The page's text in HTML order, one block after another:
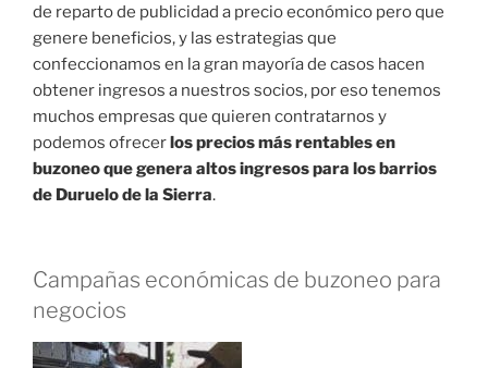
de reparto de publicidad a precio económico pero que
genere beneficios, y las estrategias que
confeccionamos en la gran mayoría de casos hacen
obtener ingresos a nuestros socios, por eso tenemos
muchos empresas que quieren contratarnos y
podemos ofrecerlos precios más rentables en
buzoneo que genera altos ingresos para los barrios
de Duruelo de la Sierra.
Campañas económicas de buzoneo para
negocios